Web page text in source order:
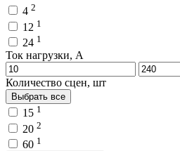
4 2
12 1
24 1
Ток нагрузки, A
Количество сцен, шт
Выбрать все
15 1
20 2
60 1